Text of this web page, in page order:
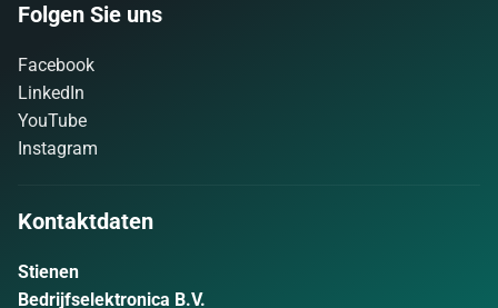
Folgen Sie uns
Facebook
LinkedIn
YouTube
Instagram
Kontaktdaten
Stienen
Bedrijfselektronica B.V.